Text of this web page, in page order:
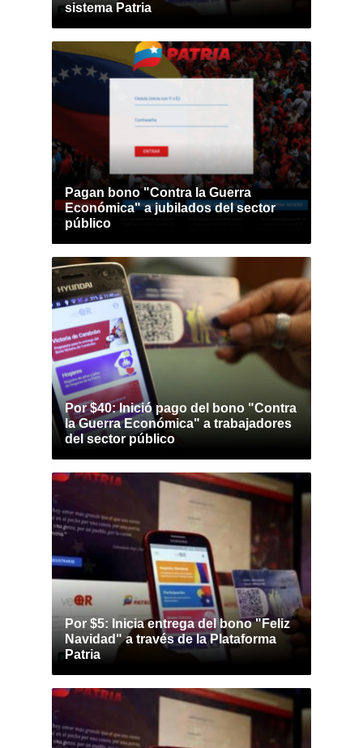
sistema Patria
Pagan bono "Contra la Guerra
Económica" a jubilados del sector
público
Por $40: Inició pago del bono "Contra
la Guerra Económica" a trabajadores
del sector público
Por $5: Inicia entrega del bono "Feliz
Navidad" a través de la Plataforma
Patria